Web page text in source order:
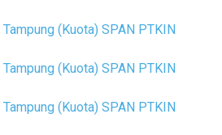
(Kuota) SPAN PTKIN
(Kuota) SPAN PTKIN
(Kuota) SPAN PTKIN